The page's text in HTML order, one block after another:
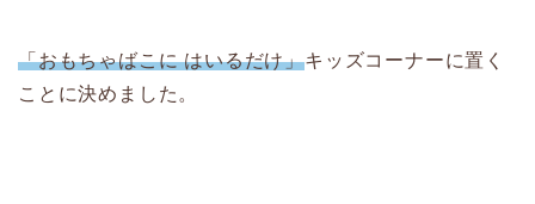
「おもちゃばこに はいるだけ」キッズコーナーに置く
ことに決めました。